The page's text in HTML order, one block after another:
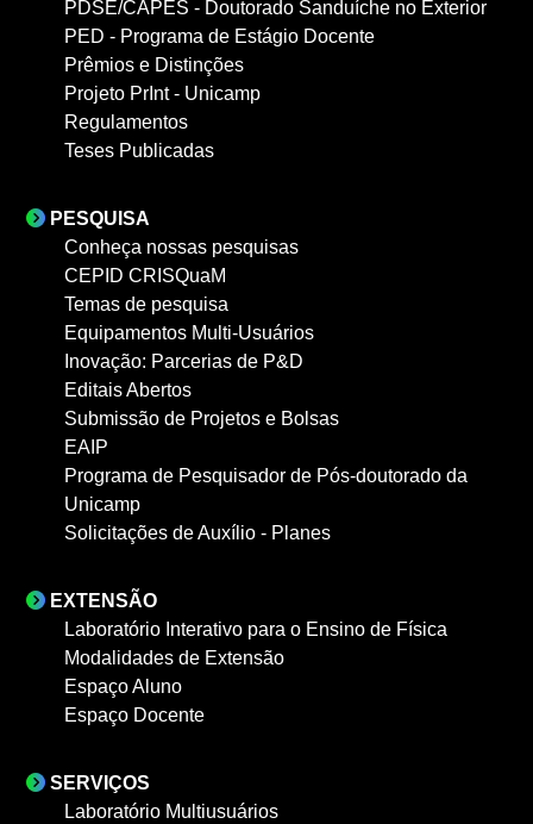
PDSE/CAPES - Doutorado Sanduíche no Exterior
PED - Programa de Estágio Docente
Prêmios e Distinções
Projeto PrInt - Unicamp
Regulamentos
Teses Publicadas
PESQUISA
Conheça nossas pesquisas
CEPID CRISQuaM
Temas de pesquisa
Equipamentos Multi-Usuários
Inovação: Parcerias de P&D
Editais Abertos
Submissão de Projetos e Bolsas
EAIP
Programa de Pesquisador de Pós-doutorado da
Unicamp
Solicitações de Auxílio - Planes
EXTENSÃO
Laboratório Interativo para o Ensino de Física
Modalidades de Extensão
Espaço Aluno
Espaço Docente
SERVIÇOS
Laboratório Multiusuários